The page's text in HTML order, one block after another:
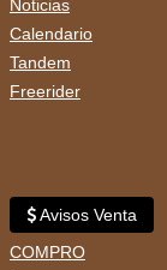
Noticias
Calendario
Tandem
Freerider
Avisos Venta
COMPRO